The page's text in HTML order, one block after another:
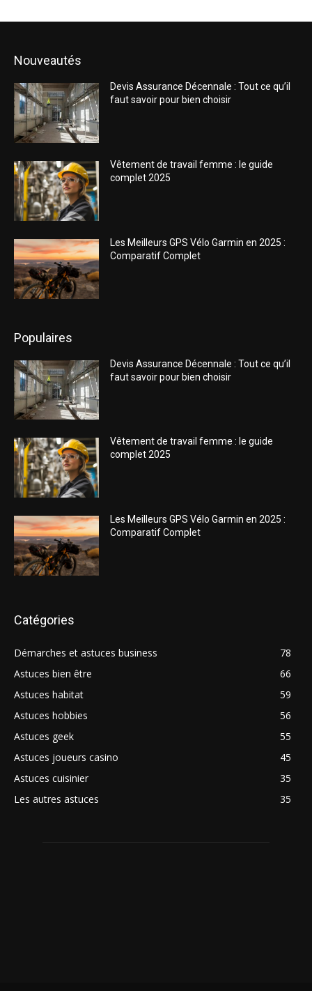
Nouveautés
Devis Assurance Décennale : Tout ce qu’il
faut savoir pour bien choisir
Vêtement de travail femme : le guide
complet 2025
Les Meilleurs GPS Vélo Garmin en 2025 :
Comparatif Complet
Populaires
Devis Assurance Décennale : Tout ce qu’il
faut savoir pour bien choisir
Vêtement de travail femme : le guide
complet 2025
Les Meilleurs GPS Vélo Garmin en 2025 :
Comparatif Complet
Catégories
Démarches et astuces business
78
Astuces bien être
66
Astuces habitat
59
Astuces hobbies
56
Astuces geek
55
Astuces joueurs casino
45
Astuces cuisinier
35
Les autres astuces
35